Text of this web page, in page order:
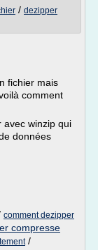
/ dezipper
fichier mais
comment
avec winzip qui
données
comment dezipper
compresse
/